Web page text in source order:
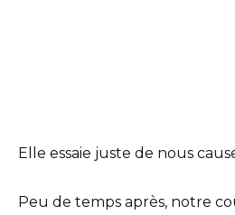
Elle essaie juste de nous
Peu de temps après, notre